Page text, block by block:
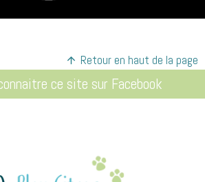
Retour en haut de la page
ce site sur Facebook